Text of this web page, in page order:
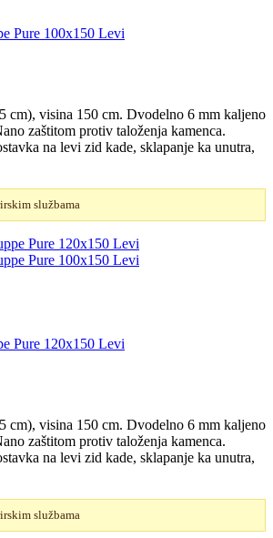
Pure 100x150 Levi
cm), visina 150 cm. Dvodelno 6 mm kaljeno
zaštitom protiv taloženja kamenca.
na levi zid kade, sklapanje ka unutra,
službama
Pure 120x150 Levi
cm), visina 150 cm. Dvodelno 6 mm kaljeno
zaštitom protiv taloženja kamenca.
na levi zid kade, sklapanje ka unutra,
službama